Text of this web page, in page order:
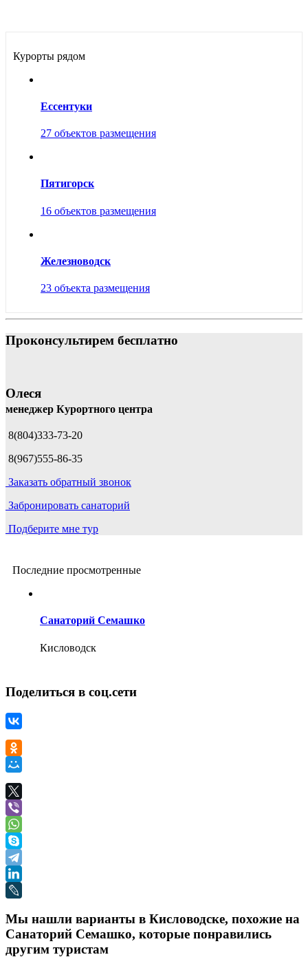
Курорты рядом
Ессентуки
27 объектов размещения
Пятигорск
16 объектов размещения
Железноводск
23 объекта размещения
Проконсультирем бесплатно
Олеся
менеджер Курортного центра
8(804)333-73-20
8(967)555-86-35
Заказать обратный звонок
Забронировать санаторий
Подберите мне тур
Последние просмотренные
Санаторий Семашко
Кисловодск
Поделиться в соц.сети
Мы нашли варианты в Кисловодске, похожие на
Санаторий Семашко, которые понравились
другим туристам